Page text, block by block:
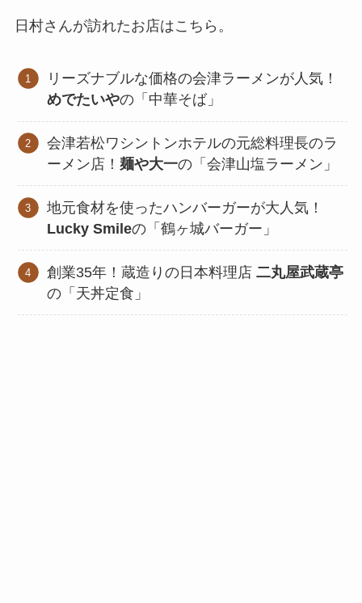
日村さんが訪れたお店はこちら。
リーズナブルな価格の会津ラーメンが人気！
めでたいやの「中華そば」
会津若松ワシントンホテルの元総料理長のラ
ーメン店！麺や大一の「会津山塩ラーメン」
地元食材を使ったハンバーガーが大人気！
Lucky Smileの「鶴ヶ城バーガー」
創業35年！蔵造りの日本料理店二丸屋武蔵亭
の「天丼定食」